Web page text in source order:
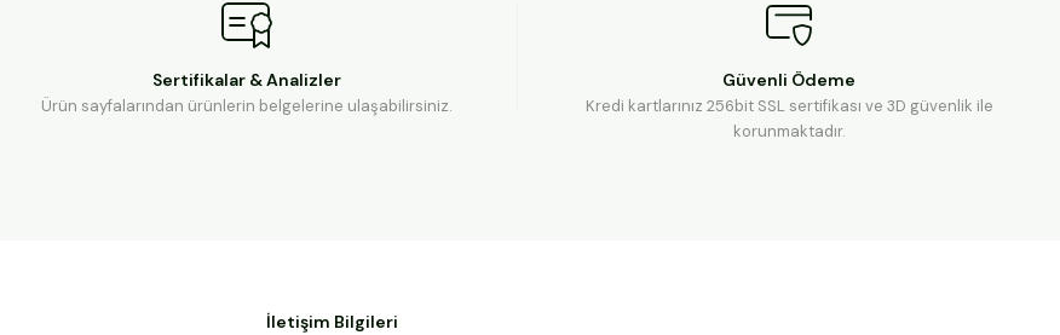
Sertifikalar & Analizler
Ürün sayfalarından ürünlerin belgelerine ulaşabilirsiniz.
Güvenli Ödeme
Kredi kartlarınız 256bit SSL sertifikası ve 3D güvenlik ile
korunmaktadır.
İletişim Bilgileri